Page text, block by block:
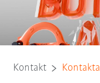
Kontakt Kontakta